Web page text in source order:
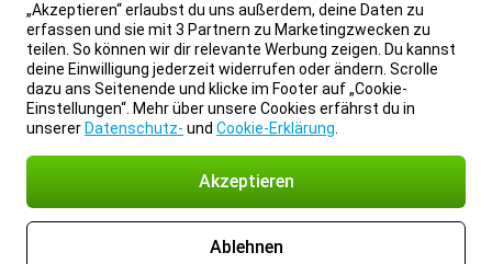
„Akzeptieren“ erlaubst du uns außerdem, deine Daten zu
erfassen und sie mit 3 Partnern zu Marketingzwecken zu
teilen. So können wir dir relevante Werbung zeigen. Du kannst
deine Einwilligung jederzeit widerrufen oder ändern. Scrolle
dazu ans Seitenende und klicke im Footer auf „Cookie-
Einstellungen“. Mehr über unsere Cookies erfährst du in
unserer Datenschutz- und Cookie-Erklärung
Akzeptieren
Ablehnen